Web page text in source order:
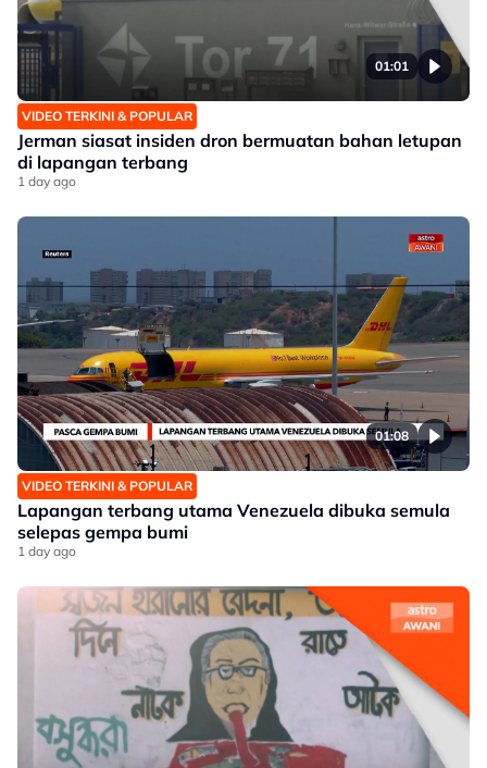
01:01
VIDEO TERKINI & POPULAR
Jerman siasat insiden dron bermuatan bahan letupan
di lapangan terbang
1 day ago
01:08
VIDEO TERKINI & POPULAR
Lapangan terbang utama Venezuela dibuka semula
selepas gempa bumi
1 day ago